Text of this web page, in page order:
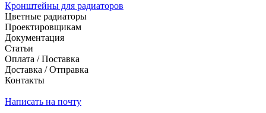
Кронштейны для радиаторов
Цветные радиаторы
Проектировщикам
Документация
Статьи
Оплата / Поставка
Доставка / Отправка
Контакты
Написать на почту